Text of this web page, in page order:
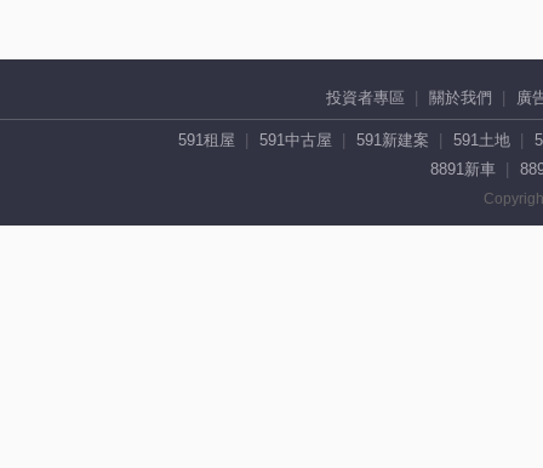
投資者專區 關於我們 廣
591租屋 591中古屋 591新建案 591土地
8891新車